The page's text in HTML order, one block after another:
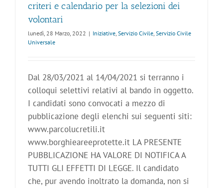
criteri e calendario per la selezioni dei
volontari
lunedì, 28 Marzo, 2022 | Iniziative, Servizio Civile, Servizio Civile
Universale
Dal 28/03/2021 al 14/04/2021 si terranno i
colloqui selettivi relativi al bando in oggetto.
I candidati sono convocati a mezzo di
pubblicazione degli elenchi sui seguenti siti:
www.parcolucretili.it
www.borghieareeprotette.it LA PRESENTE
PUBBLICAZIONE HA VALORE DI NOTIFICA A
TUTTI GLI EFFETTI DI LEGGE. Il candidato
che, pur avendo inoltrato la domanda, non si